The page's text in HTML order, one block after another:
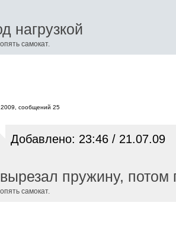
нагрузкой
cообщений 25
Добавлено: 23:46 / 21.07.09
пружину, потом